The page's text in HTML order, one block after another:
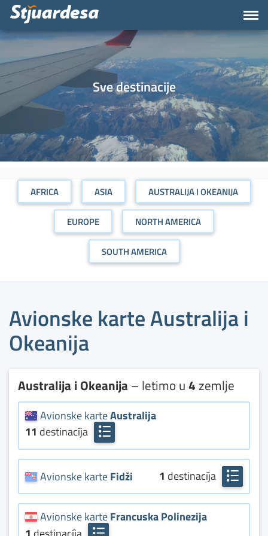
Sve destinacije
AFRICA ASIA AUSTRALIJA I OKEANIJA
EUROPE NORTH AMERICA
SOUTH AMERICA
Avionske karte Australija i
Okeanija
Australija i Okeanija – letimo u4zemlje
Avionske karteAustralija
11 destinacíja
Avionske karteAdelejd
Avionske karte Alis Springs
Avionske karteBrizbejn
Avionske karteKanbera
Avionske karteKerns
Avionske karteFidži 1 destinacíja
Avionske karteNadi
Avionske karteFrancuska Polinezija